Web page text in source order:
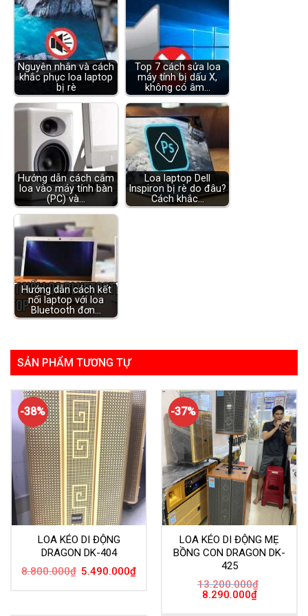
Nguyên nhân và cách
khắc phục loa laptop
bị rè
Top 7 cách sửa loa
máy tính bị dấu X,
không có âm…
Hướng dẫn cách cắm
loa vào máy tính bàn
(PC) và…
Loa laptop Dell
Inspiron bị rè do đâu?
Cách khắc…
Hướng dẫn cách kết
nối laptop với loa
Bluetooth đơn…
SẢN PHẨM TƯƠNG TỰ
-38%
LOA KÉO DI ĐỘNG
DRAGON DK-404
8.800.000₫ Giá
5.490.000₫Giá
-37%
LOA KÉO DI ĐỘNG MẸ
BỒNG CON DRAGON DK-
425
13.200.000₫
Giá
8.290.000₫Giá
hiện